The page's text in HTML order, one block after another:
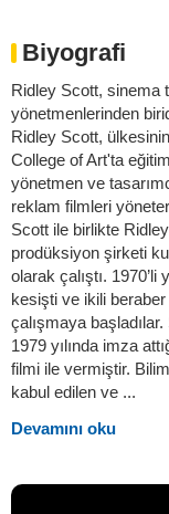
Biyografi
Ridley Scott, sinema
yönetmenlerinden
Ridley Scott,
College of Art'ta
yönetmen ve
reklam filmleri
Scott ile birlikte
prodüksiyon şirketi
olarak çalıştı. 1970’li
kesişti ve ikili
çalışmaya
1979 yılında imza
filmi ile vermiştir.
kabul edilen ve ...
Devamını oku